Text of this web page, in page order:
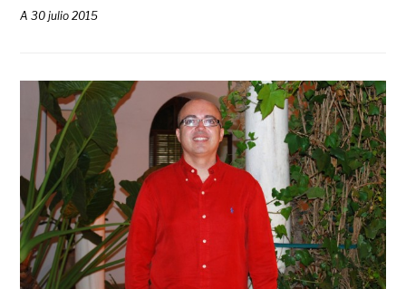
A30 julio 2015